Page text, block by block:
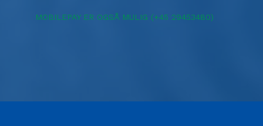
MOBILEPAY ER OGSÅ MULIG (+45 29453480)